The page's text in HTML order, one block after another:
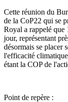
Cette réunion du
de la CoP22 qui se
Royal a rappelé que
jour, représentant
désormais se placer
l'efficacité
étant la COP de
Point de repère :